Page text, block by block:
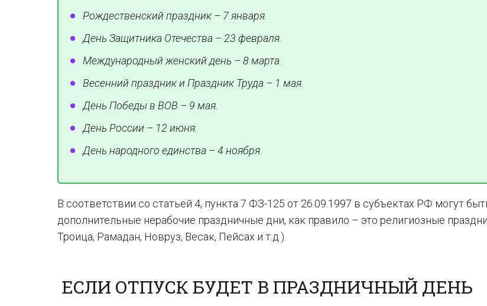
Рождественский праздник – 7 января.
День Защитника Отечества – 23 февраля.
Международный женский день – 8 марта.
Весенний праздник и Праздник Труда – 1 мая.
День Победы в ВОВ – 9 мая.
День России – 12 июня.
День народного единства – 4 ноября.
В соответствии со статьей 4, пункта 7 ФЗ-125 от 26.09.1997 в субъектах РФ могут
дополнительные нерабочие праздничные дни, как правило – это религиозные
Троица, Рамадан, Новруз, Весак, Пейсах и т.д.).
ЕСЛИ ОТПУСК БУДЕТ В ПРАЗДНИЧНЫЙ ДЕНЬ